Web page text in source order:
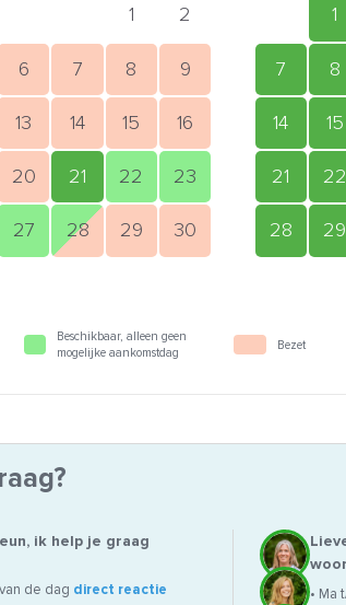
1 2
6 7 8 9
13 14 15 16
20 21 22 23
27 28 29 30
1
7 8
14 15
21 22
28 29
Beschikbaar, alleen geen
mogelijke aankomstdag
Bezet
ik help je graag
de dag direct reactie
• Ma